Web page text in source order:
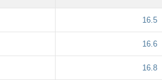
16.5
16.6
16.8